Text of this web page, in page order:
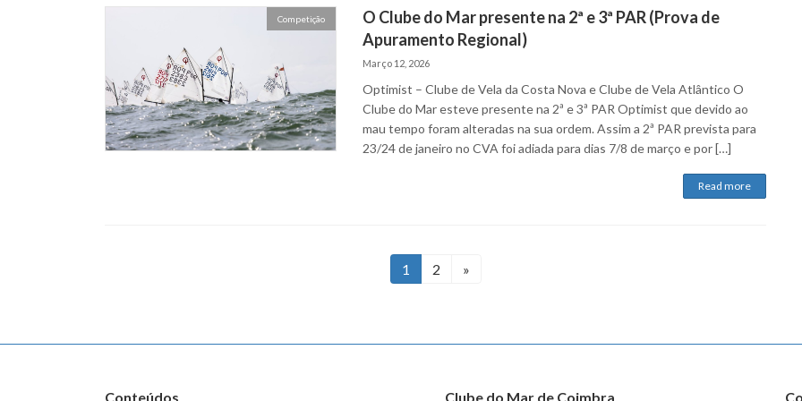
Competição
O Clube do Mar presente na 2ª e 3ª PAR (Prova de
Apuramento Regional)
Março 12, 2026
Optimist – Clube de Vela da Costa Nova e Clube de Vela Atlântico O
Clube do Mar esteve presente na 2ª e 3ª PAR Optimist que devido ao
mau tempo foram alteradas na sua ordem. Assim a 2ª PAR prevista para
23/24 de janeiro no CVA foi adiada para dias 7/8 de março e por […]
Read more
conteúdos
Page
1 Page
2 »
Conteúdos Clube do Mar de Coimbra